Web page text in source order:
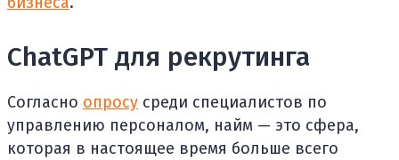
ChatGPT для рекрутинга
Согласно опросу среди специалистов по
управлению персоналом, найм — это сфера,
которая в настоящее время больше всего